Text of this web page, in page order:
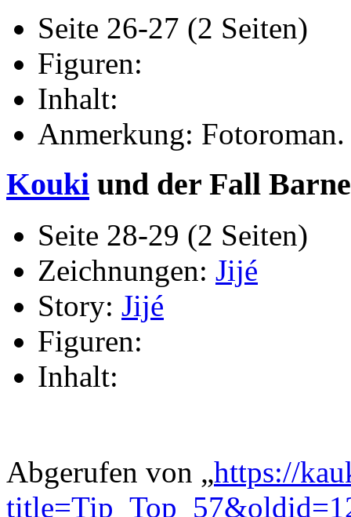
Seite 26-27 (2 Seiten)
Figuren:
Inhalt:
Anmerkung: Fotoroman.
Kouki und der Fall
Seite 28-29 (2 Seiten)
Zeichnungen: Jijé
Story: Jijé
Figuren:
Inhalt:
Abgerufen von „https://